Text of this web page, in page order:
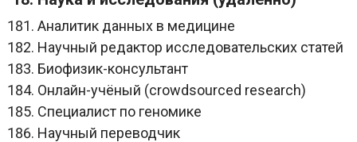
Аналитик данных в медицине
Научный редактор исследовательских статей
Биофизик-консультант
Онлайн-учёный (crowdsourced research)
Специалист по геномике
Научный переводчик